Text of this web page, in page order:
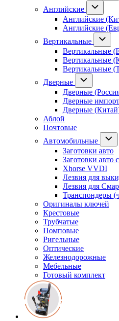
Английские
Английские
Английские
Вертикальные
Вертикальные
Вертикальные
Вертикальные
Дверные
Дверные
Дверные
Дверные
Аблой
Почтовые
Автомобильные
Заготовки авто
Заготовки авто
Xhorse VVDI
Лезвия для
Лезвия для
Транспондеры
Оригиналы ключей
Крестовые
Трубчатые
Помповые
Ригельные
Оптические
Железнодорожные
Мебельные
Готовый комплект